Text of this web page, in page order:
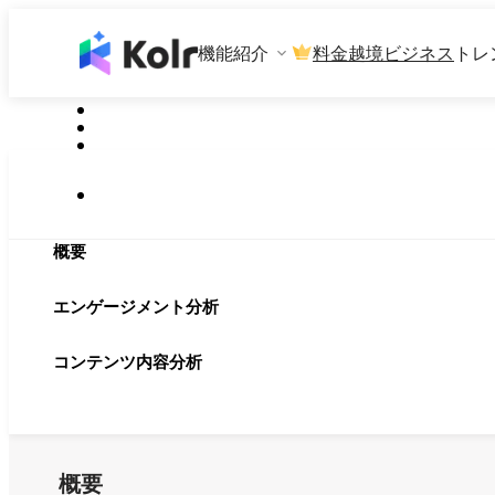
機能紹介 料金越境ビジネス ト
概要
エンゲージメント分析
コンテンツ内容分析
概要